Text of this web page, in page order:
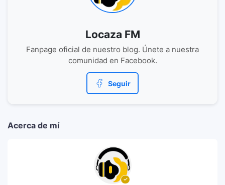
Locaza FM
Fanpage oficial de nuestro blog. Únete a nuestra
comunidad en Facebook.
Seguir
Acerca de mí